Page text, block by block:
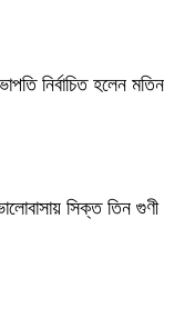
নির্বাচিত হলেন মতিন
সিক্ত তিন গুণী